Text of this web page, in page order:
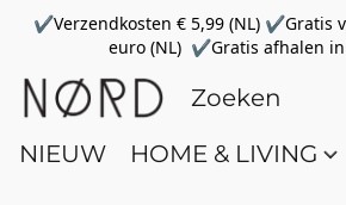
✔Verzendkosten € 5,99 (NL) ✔Gratis
euro (NL) ✔Gratis afhalen
NIEUW HOME & LIVING